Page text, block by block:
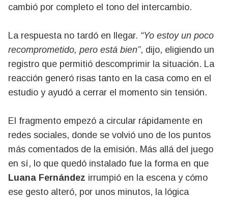
cambió por completo el tono del intercambio.
La respuesta no tardó en llegar. “Yo estoy un poco
recomprometido, pero está bien”, dijo, eligiendo un
registro que permitió descomprimir la situación. La
reacción generó risas tanto en la casa como en el
estudio y ayudó a cerrar el momento sin tensión.
El fragmento empezó a circular rápidamente en
redes sociales, donde se volvió uno de los puntos
más comentados de la emisión. Más allá del juego
en sí, lo que quedó instalado fue la forma en que
Luana Fernández irrumpió en la escena y cómo
ese gesto alteró, por unos minutos, la lógica